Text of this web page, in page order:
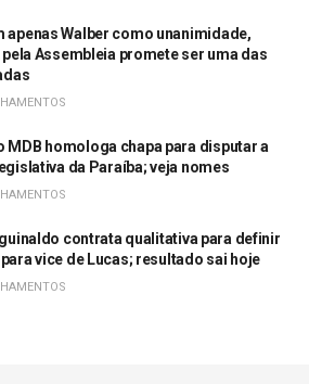
apenas Walber como unanimidade,
Assembleia promete ser uma das
MDB homologa chapa para disputar a
da Paraíba; veja nomes
contrata qualitativa para definir
vice de Lucas; resultado sai hoje